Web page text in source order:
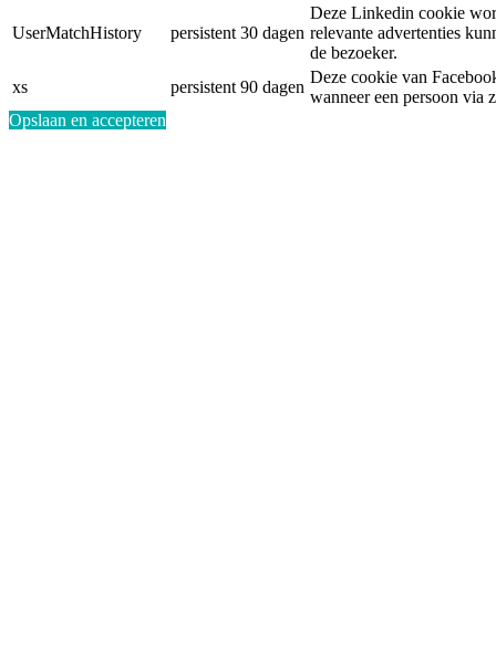
UserMatchHistory persistent 30 dagen
Deze Linkedin cookie
relevante advertenties
de bezoeker.
xs
persistent 90 dagen
Deze cookie van
wanneer een persoon via
Opslaan en accepteren